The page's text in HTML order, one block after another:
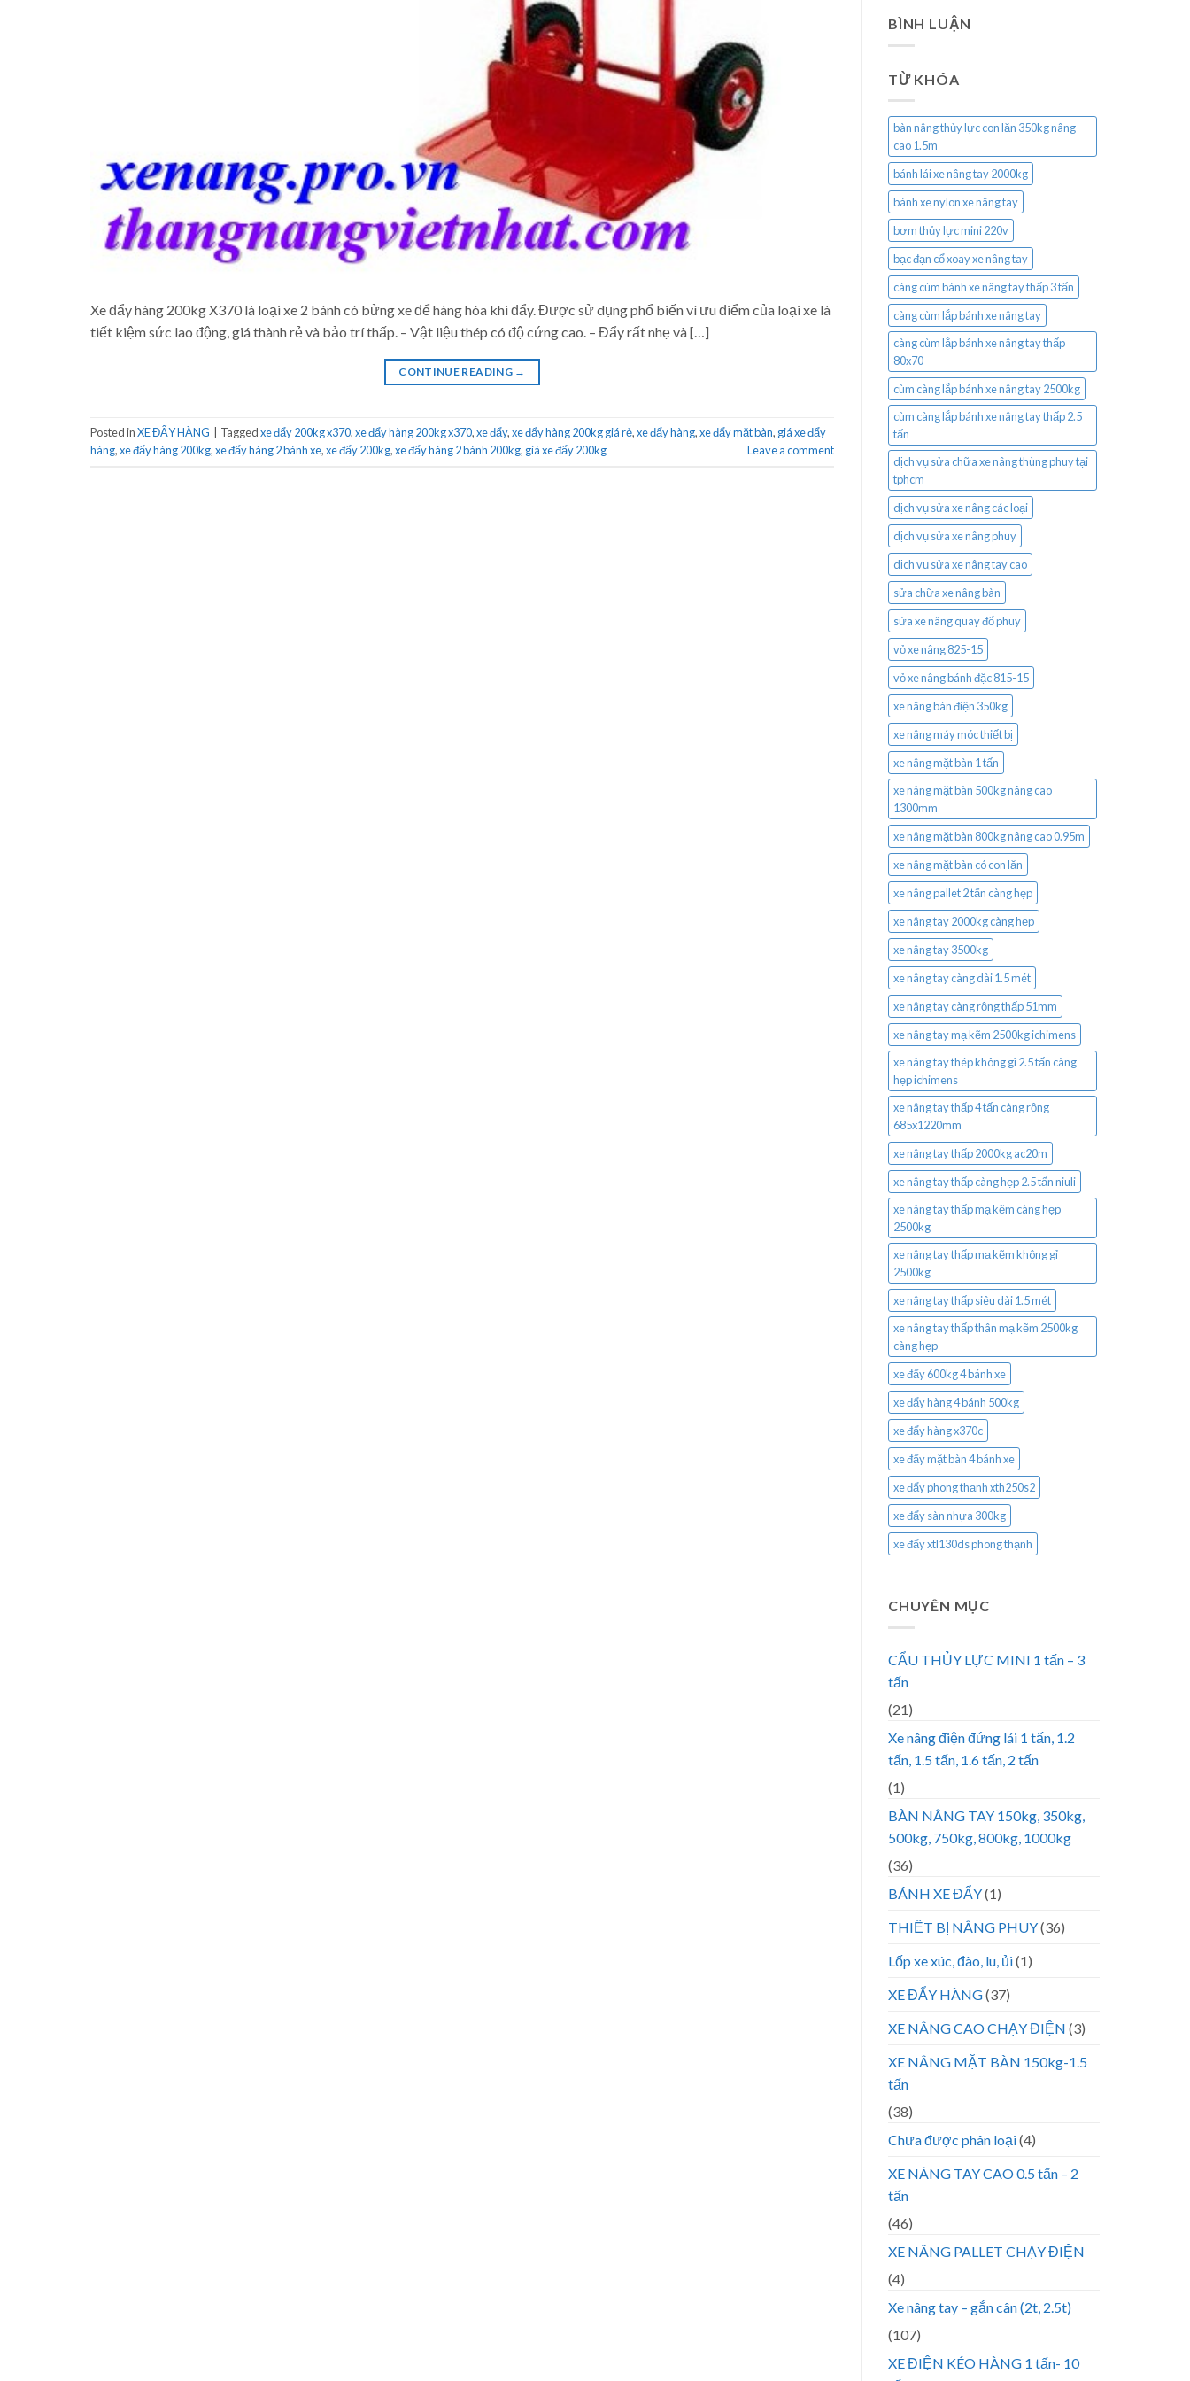
Xe đẩy hàng 200kg X370 là loại xe 2 bánh có bửng xe để hàng hóa khi đẩy. Được sử dụng phổ biến vì ưu điểm của loại xe là
tiết kiệm sức lao động, giá thành rẻ và bảo trí thấp. – Vật liệu thép có độ cứng cao. – Đẩy rất nhẹ và […]
CONTINUE READING →
Posted inXE ĐẨY HÀNG Taggedxe đẩy 200kg x370,xe đẩy hàng 200kg x370,xe đẩy,xe đẩy hàng 200kg giá rẻ,xe đẩy hàng,xe đẩy mặt bàn, giá xe đẩy
hàng,xe đẩy hàng 200kg,xe đẩy hàng 2 bánh xe,xe đẩy 200kg,xe đẩy hàng 2 bánh 200kg, giá xe đẩy 200kg Leave a comment
BÌNH LUẬN
TỪ KHÓA
bàn nâng thủy lực con lăn 350kg nâng
cao 1.5m
bánh lái xe nâng tay 2000kg
bánh xe nylon xe nâng tay
bơm thủy lực mini 220v
bạc đạn cổ xoay xe nâng tay
càng cùm bánh xe nâng tay thấp 3 tấn
càng cùm lắp bánh xe nâng tay
càng cùm lắp bánh xe nâng tay thấp
80x70
cùm càng lắp bánh xe nâng tay 2500kg
cùm càng lắp bánh xe nâng tay thấp 2.5
tấn
dịch vụ sửa chữa xe nâng thùng phuy tại
tphcm
dịch vụ sửa xe nâng các loại
dịch vụ sửa xe nâng phuy
dịch vụ sửa xe nâng tay cao
sửa chữa xe nâng bàn
sửa xe nâng quay đổ phuy
vỏ xe nâng 825-15
vỏ xe nâng bánh đặc 815-15
xe nâng bàn điện 350kg
xe nâng máy móc thiết bị
xe nâng mặt bàn 1 tấn
xe nâng mặt bàn 500kg nâng cao
1300mm
xe nâng mặt bàn 800kg nâng cao 0.95m
xe nâng mặt bàn có con lăn
xe nâng pallet 2 tấn càng hẹp
xe nâng tay 2000kg càng hẹp
xe nâng tay 3500kg
xe nâng tay càng dài 1.5 mét
xe nâng tay càng rộng thấp 51mm
xe nâng tay mạ kẽm 2500kg ichimens
xe nâng tay thép không gỉ 2.5 tấn càng
hẹp ichimens
xe nâng tay thấp 4 tấn càng rộng
685x1220mm
xe nâng tay thấp 2000kg ac20m
xe nâng tay thấp càng hẹp 2.5 tấn niuli
xe nâng tay thấp mạ kẽm càng hẹp
2500kg
xe nâng tay thấp mạ kẽm không gỉ
2500kg
xe nâng tay thấp siêu dài 1.5 mét
xe nâng tay thấp thân mạ kẽm 2500kg
càng hẹp
xe đẩy 600kg 4 bánh xe
xe đẩy hàng 4 bánh 500kg
xe đẩy hàng x370c
xe đẩy mặt bàn 4 bánh xe
xe đẩy phong thạnh xth250s2
xe đẩy sàn nhựa 300kg
xe đẩy xtl130ds phong thạnh
CHUYÊN MỤC
CẨU THỦY LỰC MINI 1 tấn – 3
tấn
(21)
Xe nâng điện đứng lái 1 tấn, 1.2
tấn, 1.5 tấn, 1.6 tấn, 2 tấn
(1)
BÀN NÂNG TAY 150kg, 350kg,
500kg, 750kg, 800kg, 1000kg
(36)
BÁNH XE ĐẨY(1)
THIẾT BỊ NÂNG PHUY(36)
Lốp xe xúc, đào, lu, ủi(1)
XE ĐẨY HÀNG(37)
XE NÂNG CAO CHẠY ĐIỆN (3)
XE NÂNG MẶT BÀN 150kg-1.5
tấn
(38)
Chưa được phân loại(4)
XE NÂNG TAY CAO 0.5 tấn – 2
tấn
(46)
XE NÂNG PALLET CHẠY ĐIỆN
(4)
Xe nâng tay – gắn cân (2t, 2.5t)
(107)
XE ĐIỆN KÉO HÀNG 1 tấn- 10